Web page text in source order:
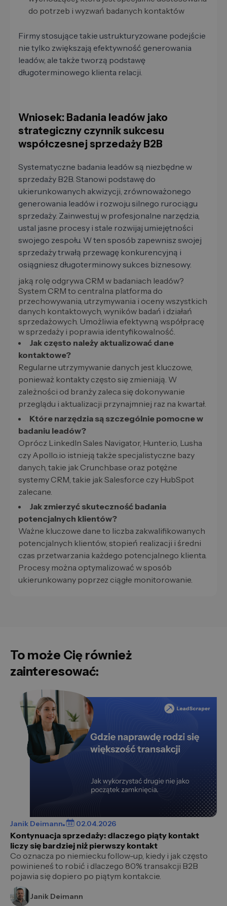
do potrzeb i wyzwań badanych kontaktów
Firmy stosujące takie ustrukturyzowane podejście
nie tylko zwiększają efektywność generowania
leadów, ale także tworzą podstawę
długoterminowego klienta relacji.
Wniosek: Badania leadów jako
strategiczny czynnik sukcesu
współczesnej sprzedaży B2B
Systematyczne badania leadów są niezbędne w
sprzedaży B2B. Stanowi podstawę do
ukierunkowanych akwizycji, zrównoważonego
generowania leadów i rozwoju silnego rurociągu
sprzedaży. Zainwestuj w profesjonalne narzędzia,
ustal jasne procesy i stale rozwijaj umiejętności
swojego zespołu. W ten sposób zapewnisz swojej
sprzedaży trwałą przewagę konkurencyjną i
osiągniesz długoterminowy sukces biznesowy.
jaką rolę odgrywa CRM w badaniach leadów?
System CRM to centralna platforma do
przechowywania, utrzymywania i oceny wszystkich
danych kontaktowych, wyników badań i działań
sprzedażowych. Umożliwia efektywną współpracę
w sprzedaży i poprawia identyfikowalność.
Jak często należy aktualizować dane
kontaktowe?
Regularne utrzymywanie danych jest kluczowe,
ponieważ kontakty często się zmieniają. W
zależności od branży zaleca się dokonywanie
przeglądu i aktualizacji przynajmniej raz na kwartał.
Które narzędzia są szczególnie pomocne w
badaniu leadów?
Oprócz LinkedIn Sales Navigator, Hunter.io, Lusha
czy Apollo.io istnieją także specjalistyczne bazy
danych, takie jak Crunchbase oraz potężne
systemy CRM, takie jak Salesforce czy HubSpot
zalecane.
Jak zmierzyć skuteczność badania
potencjalnych klientów?
Ważne kluczowe dane to liczba zakwalifikowanych
potencjalnych klientów, stopień realizacji i średni
czas przetwarzania każdego potencjalnego klienta.
Procesy można optymalizować w sposób
ukierunkowany poprzez ciągłe monitorowanie.
To może Cię również
zainteresować:
Janik Deimann 02.04.2026
Kontynuacja sprzedaży: dlaczego piąty kontakt
liczy się bardziej niż pierwszy kontakt
Co oznacza po niemiecku follow-up, kiedy i jak często
powinieneś to robić i dlaczego 80% transakcji B2B
pojawia się dopiero po piątym kontakcie.
Janik Deimann